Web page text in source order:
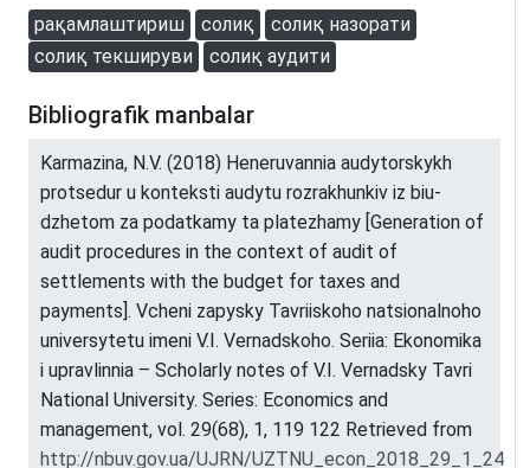
рақамлаштириш солиқ
солиқ назорати
солиқ текшируви
солиқ аудити
Bibliografik manbalar
Karmazina, N.V. (2018) Heneruvannia audytorskykh
protsedur u konteksti audytu rozrakhunkiv iz biu-
dzhetom za podatkamy ta platezhamy [Generation of
audit procedures in the context of audit of
settlements with the budget for taxes and
payments]. Vcheni zapysky Tavriiskoho natsionalnoho
universytetu imeni V.I. Vernadskoho. Seriia: Ekonomika
i upravlinnia – Scholarly notes of V.I. Vernadsky Tavri
National University. Series: Economics and
management, vol. 29(68), 1, 119 122 Retrieved from
http://nbuv.gov.ua/UJRN/UZTNU_econ_2018_29_1_24